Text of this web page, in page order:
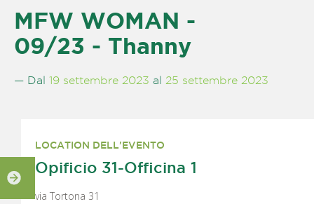
MFW WOMAN -
09/23 - Thanny
— Dal 19 settembre 2023 al 25 settembre 2023
LOCATION DELL'EVENTO
Opificio 31-Officina 1
via Tortona 31